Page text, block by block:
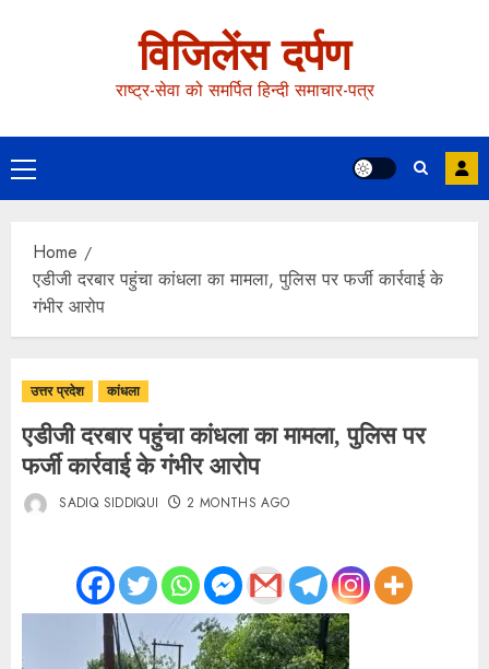
विजिलेंस दर्पण
राष्ट्र-सेवा को समर्पित हिन्दी समाचार-पत्र
Home
एडीजी दरबार पहुंचा कांधला का मामला, पुलिस पर फर्जी कार्रवाई के
गंभीर आरोप
उत्तर प्रदेश कांधला
एडीजी दरबार पहुंचा कांधला का मामला, पुलिस पर
फर्जी कार्रवाई के गंभीर आरोप
SADIQ SIDDIQUI 2 MONTHS AGO